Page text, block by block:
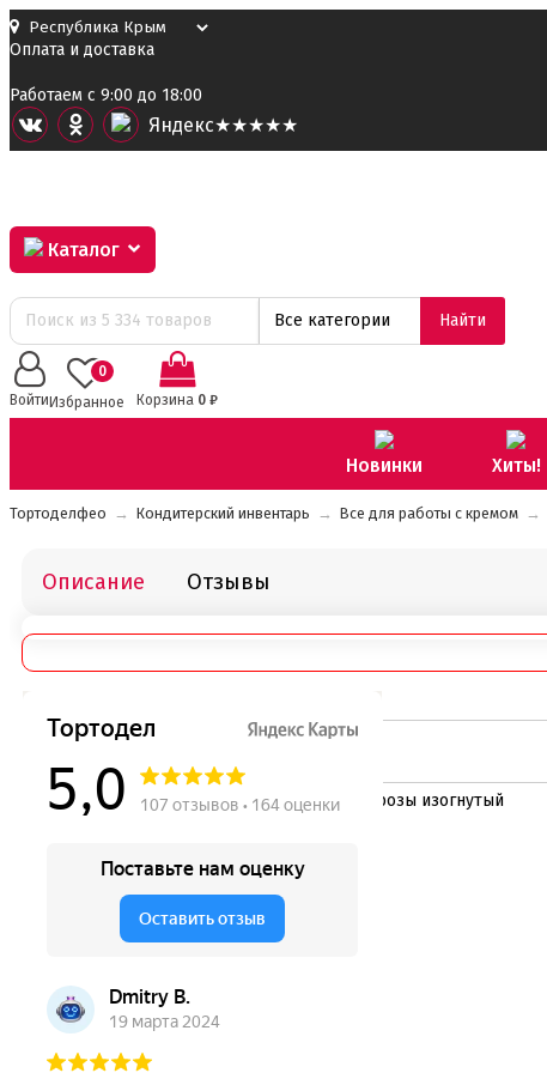
Оплата и доставка
Работаем с 9:00 до 18:00
Яндекс★★★★★
Каталог
Все категории Найти
Войти
0
Избранное
Корзина 0 ₽
Новинки Хиты!
Тортоделфео → Кондитерский инвентарь → Все для работы с кремом →
Описание Отзывы